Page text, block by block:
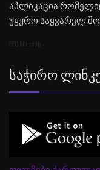
აპლიკაცია
უყურო საყვარელ
Საჭირო